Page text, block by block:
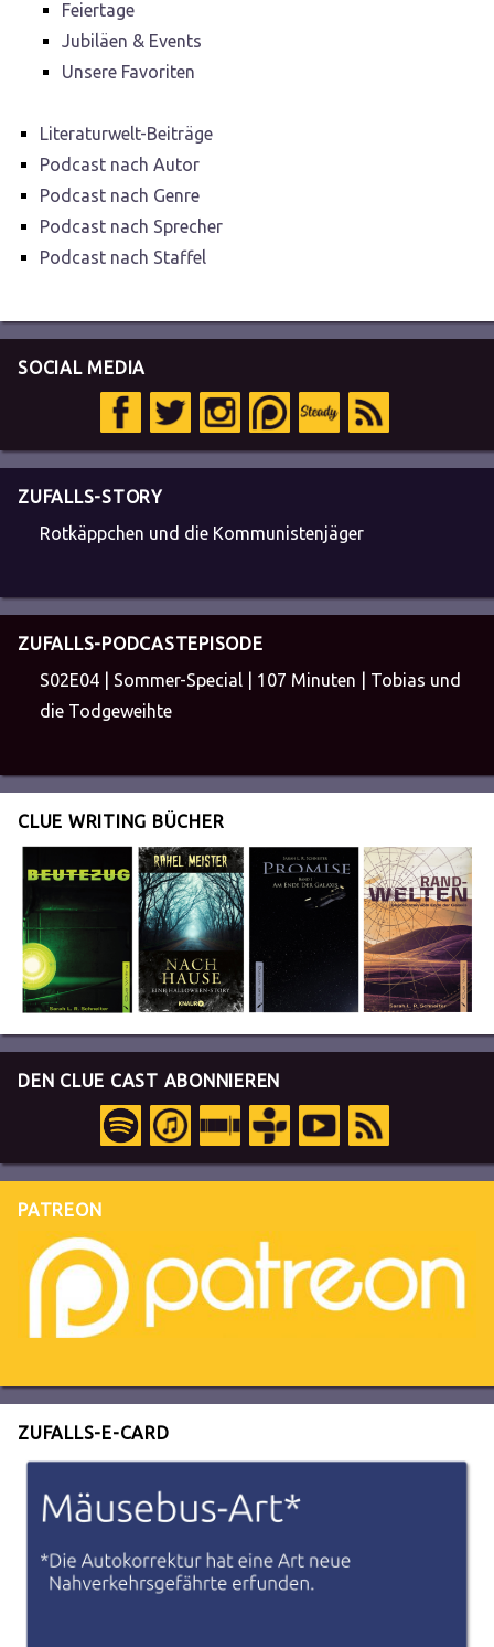
Feiertage
Jubiläen & Events
Unsere Favoriten
Literaturwelt-Beiträge
Podcast nach Autor
Podcast nach Genre
Podcast nach Sprecher
Podcast nach Staffel
SOCIAL MEDIA
ZUFALLS-STORY
Rotkäppchen und die Kommunistenjäger
ZUFALLS-PODCASTEPISODE
S02E04 | Sommer-Special | 107 Minuten | Tobias und
die Todgeweihte
CLUE WRITING BÜCHER
DEN CLUE CAST ABONNIEREN
PATREON
ZUFALLS-E-CARD